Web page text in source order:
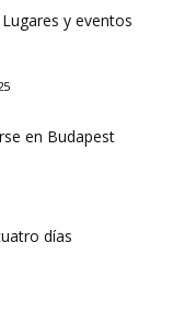
y eventos
en Budapest
días